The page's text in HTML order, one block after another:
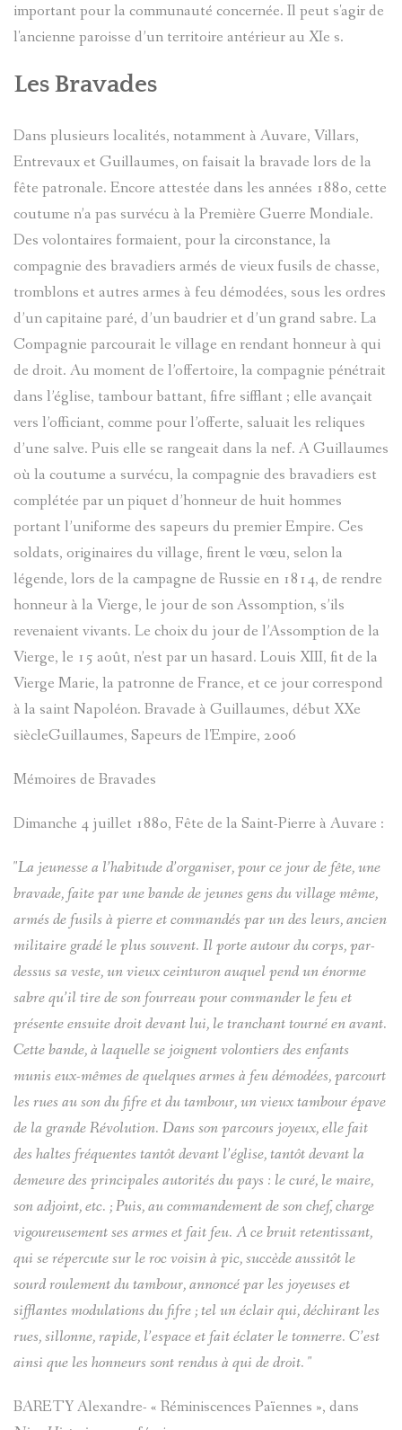
important pour la communauté concernée. Il peut s'agir de
l'ancienne paroisse d’un territoire antérieur au XIe s.
Les Bravades
Dans plusieurs localités, notamment à Auvare, Villars,
Entrevaux et Guillaumes, on faisait la bravade lors de la
fête patronale. Encore attestée dans les années 1880, cette
coutume n’a pas survécu à la Première Guerre Mondiale.
Des volontaires formaient, pour la circonstance, la
compagnie des bravadiers armés de vieux fusils de chasse,
tromblons et autres armes à feu démodées, sous les ordres
d’un capitaine paré, d’un baudrier et d’un grand sabre. La
Compagnie parcourait le village en rendant honneur à qui
de droit. Au moment de l’offertoire, la compagnie pénétrait
dans l’église, tambour battant, fifre sifflant ; elle avançait
vers l’officiant, comme pour l’offerte, saluait les reliques
d’une salve. Puis elle se rangeait dans la nef. A Guillaumes
où la coutume a survécu, la compagnie des bravadiers est
complétée par un piquet d’honneur de huit hommes
portant l’uniforme des sapeurs du premier Empire. Ces
soldats, originaires du village, firent le vœu, selon la
légende, lors de la campagne de Russie en 1814, de rendre
honneur à la Vierge, le jour de son Assomption, s’ils
revenaient vivants. Le choix du jour de l’Assomption de la
Vierge, le 15 août, n’est par un hasard. Louis XIII, fit de la
Vierge Marie, la patronne de France, et ce jour correspond
à la saint Napoléon. Bravade à Guillaumes, début XXe
siècleGuillaumes, Sapeurs de l'Empire, 2006
Mémoires de Bravades
Dimanche 4 juillet 1880, Fête de la Saint-Pierre à Auvare :
"La jeunesse a l’habitude d’organiser, pour ce jour de fête, une
bravade, faite par une bande de jeunes gens du village même,
armés de fusils à pierre et commandés par un des leurs, ancien
militaire gradé le plus souvent. Il porte autour du corps, par-
dessus sa veste, un vieux ceinturon auquel pend un énorme
sabre qu’il tire de son fourreau pour commander le feu et
présente ensuite droit devant lui, le tranchant tourné en avant.
Cette bande, à laquelle se joignent volontiers des enfants
munis eux-mêmes de quelques armes à feu démodées, parcourt
les rues au son du fifre et du tambour, un vieux tambour épave
de la grande Révolution. Dans son parcours joyeux, elle fait
des haltes fréquentes tantôt devant l’église, tantôt devant la
demeure des principales autorités du pays : le curé, le maire,
son adjoint, etc. ; Puis, au commandement de son chef, charge
vigoureusement ses armes et fait feu. A ce bruit retentissant,
qui se répercute sur le roc voisin à pic, succède aussitôt le
sourd roulement du tambour, annoncé par les joyeuses et
sifflantes modulations du fifre ; tel un éclair qui, déchirant les
rues, sillonne, rapide, l’espace et fait éclater le tonnerre. C’est
ainsi que les honneurs sont rendus à qui de droit. "
BARETY Alexandre- « Réminiscences Païennes », dans